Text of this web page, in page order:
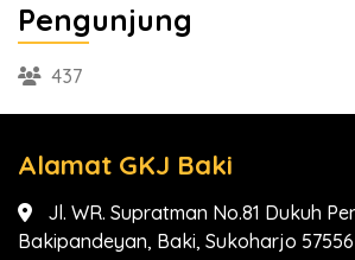
Pengunjung
437
Alamat GKJ Baki
Jl. WR. Supratman No.81 Dukuh
Bakipandeyan, Baki, Sukoharjo 57556